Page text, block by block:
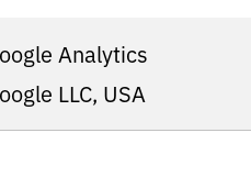
Analytics
LLC, USA